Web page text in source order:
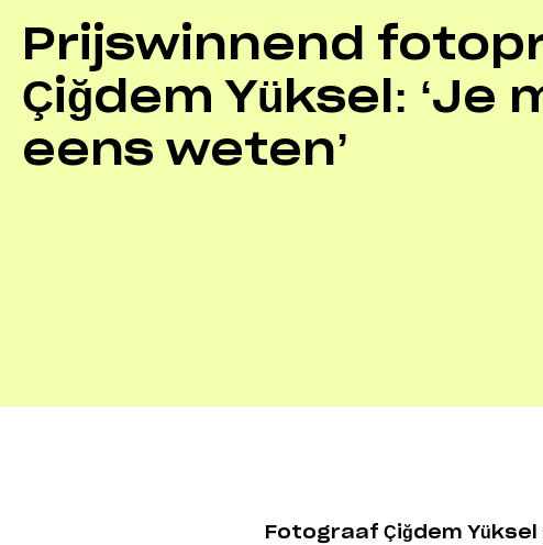
Prijswinnend
Çiğdem Yüksel: ‘Je
eens weten’
Fotograaf Çiğdem